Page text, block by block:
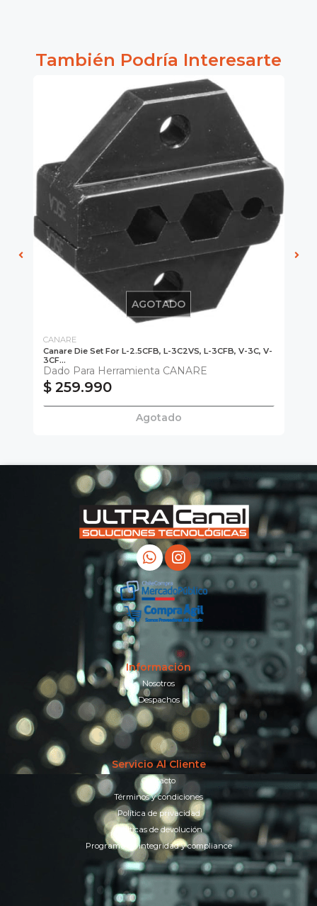
También Podría Interesarte
AGOTADO
CANARE
Canare Die Set For L-2.5CFB, L-3C2VS, L-3CFB, V-3C, V-
3CF...
Dado Para Herramienta CANARE
$ 259.990
Agotado
Información
Nosotros
Despachos
Servicio Al Cliente
Contacto
Términos y condiciones
Política de privacidad
Políticas de devolución
Programa de integridad y compliance